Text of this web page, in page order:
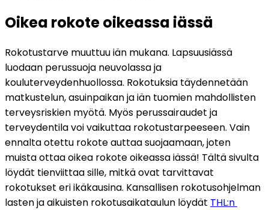
Oikea rokote oikeassa iässä
Rokotustarve muuttuu iän mukana. Lapsuusiässä
luodaan perussuoja neuvolassa ja
kouluterveydenhuollossa. Rokotuksia täydennetään
matkustelun, asuinpaikan ja iän tuomien mahdollisten
terveysriskien myötä. Myös perussairaudet ja
terveydentila voi vaikuttaa rokotustarpeeseen. Vain
ennalta otettu rokote auttaa suojaamaan, joten
muista ottaa oikea rokote oikeassa iässä! Tältä sivulta
löydät tienviittaa sille, mitkä ovat tarvittavat
rokotukset eri ikäkausina. Kansallisen rokotusohjelman
lasten ja aikuisten rokotusaikataulun löydät THL:n